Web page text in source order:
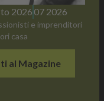
2026 07 2026
e imprenditori
casa
al Magazine